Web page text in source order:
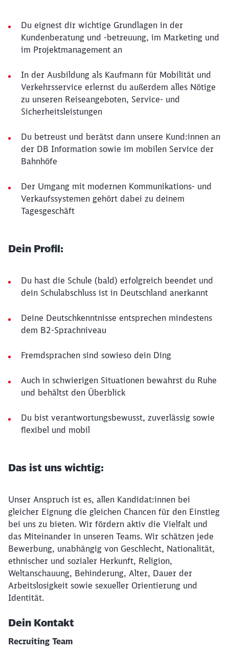
Du eignest dir wichtige Grundlagen in der
Kundenberatung und -betreuung, im Marketing und
im Projektmanagement an
In der Ausbildung als Kaufmann für Mobilität und
Verkehrsservice erlernst du außerdem alles Nötige
zu unseren Reiseangeboten, Service- und
Sicherheitsleistungen
Du betreust und berätst dann unsere Kund:innen an
der DB Information sowie im mobilen Service der
Bahnhöfe
Der Umgang mit modernen Kommunikations- und
Verkaufssystemen gehört dabei zu deinem
Tagesgeschäft
Dein Profil:
Du hast die Schule (bald) erfolgreich beendet und
dein Schulabschluss ist in Deutschland anerkannt
Deine Deutschkenntnisse entsprechen mindestens
dem B2-Sprachniveau
Fremdsprachen sind sowieso dein Ding
Auch in schwierigen Situationen bewahrst du Ruhe
und behältst den Überblick
Du bist verantwortungsbewusst, zuverlässig sowie
flexibel und mobil
Das ist uns wichtig:
Unser Anspruch ist es, allen Kandidat:innen bei
gleicher Eignung die gleichen Chancen für den Einstieg
bei uns zu bieten. Wir fördern aktiv die Vielfalt und
das Miteinander in unseren Teams. Wir schätzen jede
Bewerbung, unabhängig von Geschlecht, Nationalität,
ethnischer und sozialer Herkunft, Religion,
Weltanschauung, Behinderung, Alter, Dauer der
Arbeitslosigkeit sowie sexueller Orientierung und
Identität.
Dein Kontakt
Recruiting Team